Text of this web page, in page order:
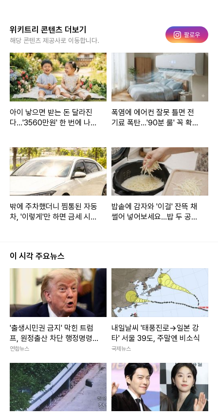
위키트리 콘텐츠 더보기
해당 콘텐츠 제공사로 이동합니다.
팔로우
아이 낳으면 받는 돈 달라진
다…'3560만원' 한 번에 나올
폭염에 에어컨 잘못 틀면 전
기료 폭탄…'90분 룰' 꼭 확인
밖에 주차했더니 찜통된 자동
차, '이렇게'만 하면 금세 시원
밥솥에 감자와 '이걸' 잔뜩 채
썰어 넣어보세요…밥 두 공기
이 시각 주요뉴스
'출생시민권 금지' 막힌 트럼
프, 원정출산 차단 행정명령
서명(종합)
연합뉴스
내일날씨 '태풍진로→일본 강
타' 서울 39도, 주말엔 비소식
국제뉴스